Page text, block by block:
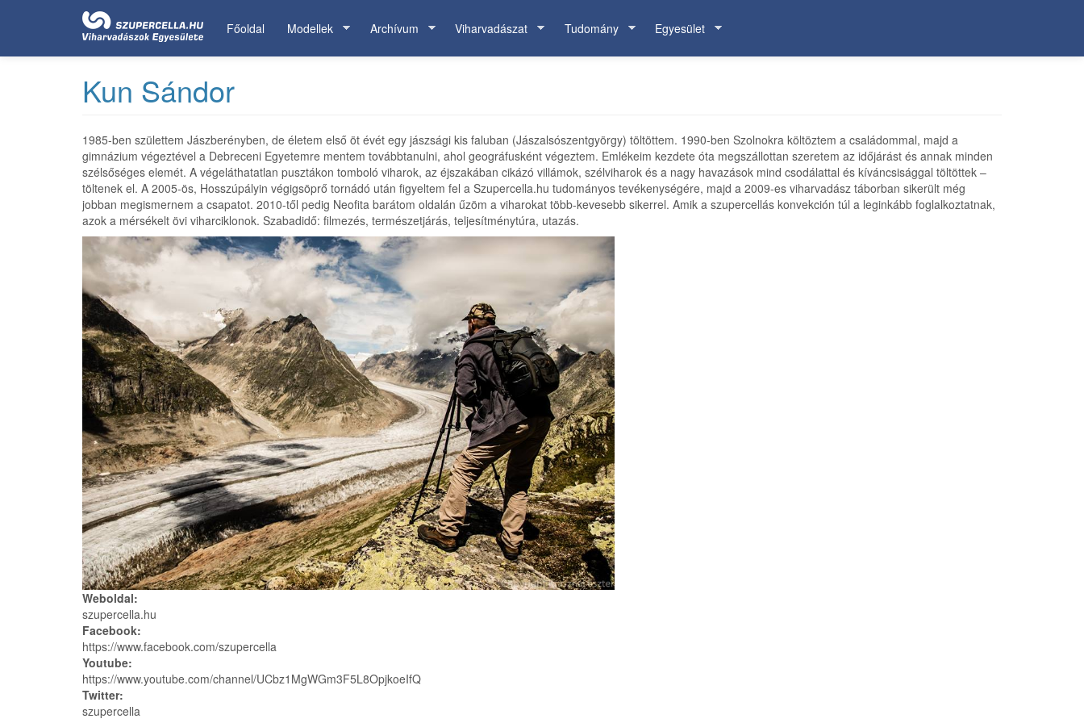
Főoldal Modellek Archívum Viharvadászat Tudomány Egyesület
Kun Sándor
1985-ben születtem Jászberényben, de életem első öt évét egy jászsági kis faluban (Jászalsószentgyörgy) töltöttem. 1990-ben Szolnokra költöztem a családommal, majd a
gimnázium végeztével a Debreceni Egyetemre mentem továbbtanulni, ahol geográfusként végeztem. Emlékeim kezdete óta megszállottan szeretem az időjárást és annak minden
szélsőséges elemét. A végeláthatatlan pusztákon tomboló viharok, az éjszakában cikázó villámok, szélviharok és a nagy havazások mind csodálattal és kíváncsisággal töltöttek –
töltenek el. A 2005-ös, Hosszúpályin végigsöprő tornádó után figyeltem fel a Szupercella.hu tudományos tevékenységére, majd a 2009-es viharvadász táborban sikerült még
jobban megismernem a csapatot. 2010-től pedig Neofita barátom oldalán űzöm a viharokat több-kevesebb sikerrel. Amik a szupercellás konvekción túl a leginkább foglalkoztatnak,
azok a mérsékelt övi viharciklonok. Szabadidő: filmezés, természetjárás, teljesítménytúra, utazás.
Weboldal:
szupercella.hu
Facebook:
https://www.facebook.com/szupercella
Youtube:
https://www.youtube.com/channel/UCbz1MgWGm3F5L8OpjkoeIfQ
Twitter:
szupercella